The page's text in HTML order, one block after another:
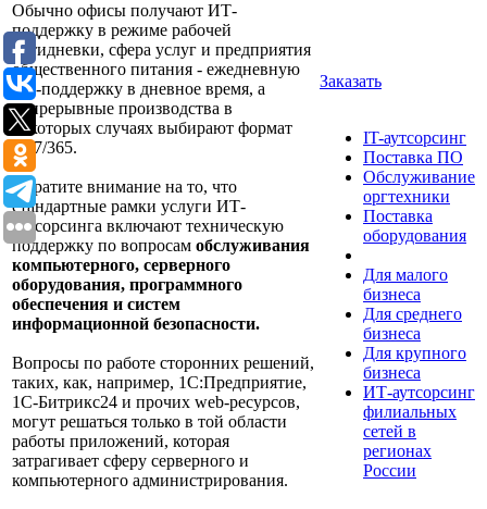
Обычно офисы получают ИТ-
поддержку в режиме рабочей
пятидневки, сфера услуг и предприятия
общественного питания - ежедневную
ИТ-поддержку в дневное время, а
непрерывные производства в
некоторых случаях выбирают формат
24/7/365.
Обратите внимание на то, что
стандартные рамки услуги ИТ-
аутсорсинга включают техническую
поддержку по вопросам обслуживания
компьютерного, серверного
оборудования, программного
обеспечения и систем
информационной безопасности.
Вопросы по работе сторонних решений,
таких, как, например, 1С:Предприятие,
1С-Битрикс24 и прочих web-ресурсов,
могут решаться только в той области
работы приложений, которая
затрагивает сферу серверного и
компьютерного администрирования.
Заказать
IT-аутсорсинг
Поставка ПО
Обслуживание
оргтехники
Поставка
оборудования
Для малого
бизнеса
Для среднего
бизнеса
Для крупного
бизнеса
ИТ-аутсорсинг
филиальных
сетей в
регионах
России